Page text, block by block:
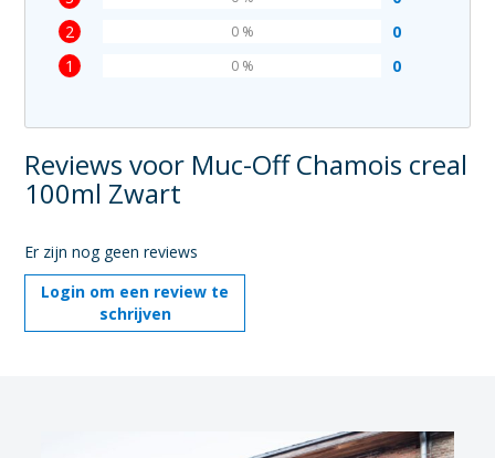
2 0
0 %
1 0
0 %
Reviews voor Muc-Off Chamois creal
100ml Zwart
Er zijn nog geen reviews
Login om een review te
schrijven